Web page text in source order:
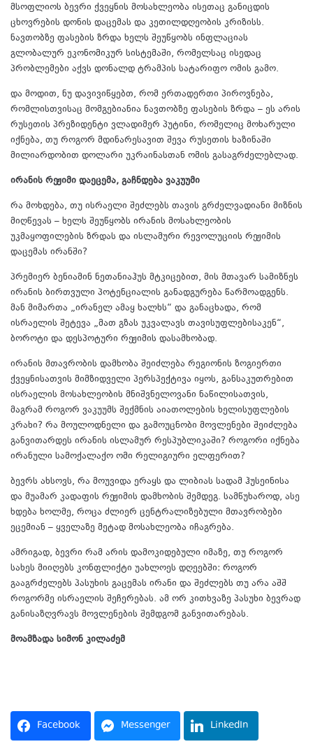
მსოფლიოს ბევრი ქვეყნის მოსახლეობა ისეთაც განიცდის
ცხოვრების დონის დაცემას და კეთილდღეობის კრიზისს.
ნავთობზე ფასების ზრდა ხელს შეუწყობს ინფლაციას
გლობალურ ეკონომიკურ სისტემაში, რომელსაც ისედაც
პრობლემები აქვს დონალდ ტრამპის სატარიფო ომის გამო.
და მოდით, ნუ დავივიწყებთ, რომ ერთადერთი პიროვნება,
რომლისთვისაც მომგებიანია ნავთობზე ფასების ზრდა – ეს არის
რუსეთის პრეზიდენტი ვლადიმერ პუტინი, რომელიც მოხარული
იქნება, თუ როგორ მდინარესავით შევა რუსეთის ხაზინაში
მილიარდობით დოლარი უკრაინასთან ომის გასაგრძელებლად.
ირანის რეჟიმი დაეცემა, გაჩნდება ვაკუუმი
რა მოხდება, თუ ისრაელი შეძლებს თავის გრძელვადიანი მიზნის
მიღწევას – ხელს შეუწყობს ირანის მოსახლეობის
უკმაყოფილების ზრდას და ისლამური რევოლუციის რეჟიმის
დაცემას ირანში?
პრემიერ ბენიამინ ნეთანიაჰუს მტკიცებით, მის მთავარ სამიზნეს
ირანის ბირთვული პოტენციალის განადგურება წარმოადგენს.
მან მიმართა „ირანელ ამაყ ხალხს“ და განაცხადა, რომ
ისრაელის შეტევა „მათ გზას უკვალავს თავისუფლებისაკენ“,
ბოროტი და დესპოტური რეჟიმის დასამხობად.
ირანის მთავრობის დამხობა შეიძლება რეგიონის ზოგიერთი
ქვეყნისათვის მიმზიდველი პერსპექტივა იყოს, განსაკუთრებით
ისრაელის მოსახლეობის მნიშვნელოვანი ნაწილისათვის,
მაგრამ როგორ ვაკუუმს შექმნის აიათოლების ხელისუფლების
კრახი? რა მოულოდნელი და გამოუცნობი მოვლენები შეიძლება
განვითარდეს ირანის ისლამურ რესპუბლიკაში? როგორი იქნება
ირანული სამოქალაქო ომი რელიგიური ელფერით?
ბევრს ახსოვს, რა მოუვიდა ერაყს და ლიბიას სადამ ჰუსეინისა
და მუამარ კადაფის რეჟიმის დამხობის შემდეგ. სამწუხაროდ, ასე
ხდება ხოლმე, როცა ძლიერ ცენტრალიზებული მთავრობები
ეცემიან – ყველაზე მეტად მოსახლეობა იჩაგრება.
ამრიგად, ბევრი რამ არის დამოკიდებული იმაზე, თუ როგორ
სახეს მიიღებს კონფლიქტი უახლოეს დღეებში: როგორ
გააგრძელებს პასუხის გაცემას ირანი და შეძლებს თუ არა აშშ
როგორმე ისრაელის შეჩერებას. ამ ორ კითხვაზე პასუხი ბევრად
განისაზღვრავს მოვლენების შემდგომ განვითარებას.
მოამზადა სიმონ კილაძემ
Facebook Messenger LinkedIn